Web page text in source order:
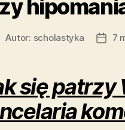
Autor: scholastyka
Data
7
się patrzy